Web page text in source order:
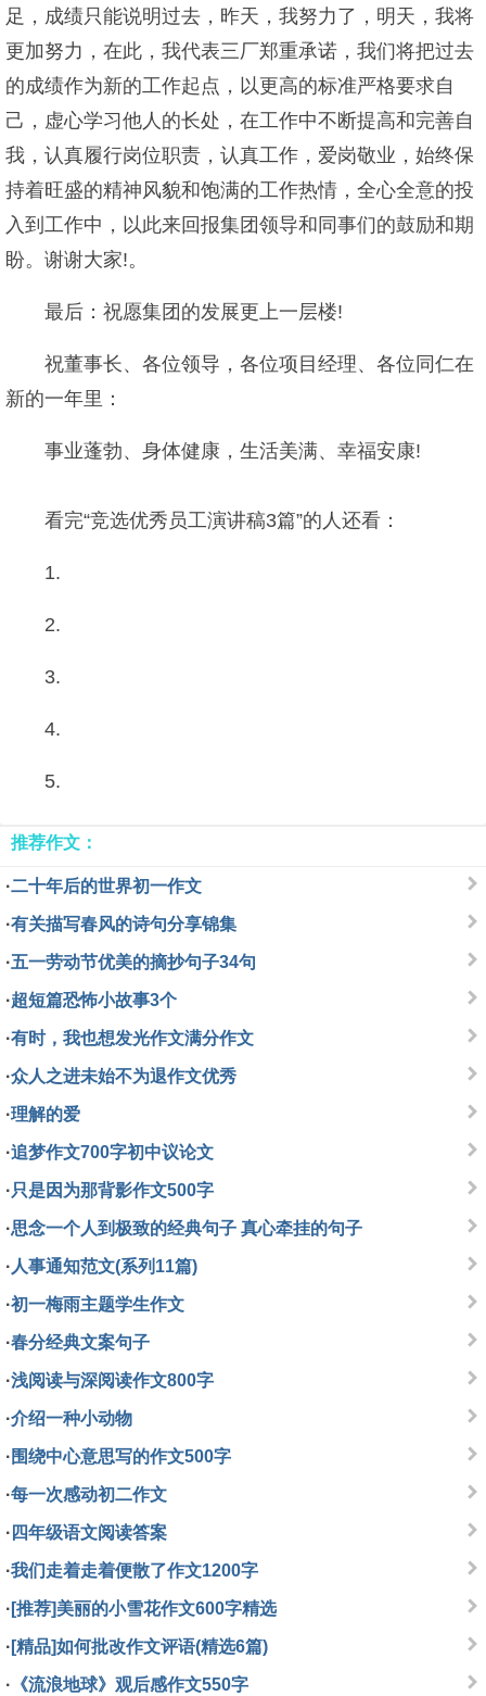
足，成绩只能说明过去，昨天，我努力了，明天，我将
更加努力，在此，我代表三厂郑重承诺，我们将把过去
的成绩作为新的工作起点，以更高的标准严格要求自
己，虚心学习他人的长处，在工作中不断提高和完善自
我，认真履行岗位职责，认真工作，爱岗敬业，始终保
持着旺盛的精神风貌和饱满的工作热情，全心全意的投
入到工作中，以此来回报集团领导和同事们的鼓励和期
盼。谢谢大家!。
最后：祝愿集团的发展更上一层楼!
祝董事长、各位领导，各位项目经理、各位同仁在
新的一年里：
事业蓬勃、身体健康，生活美满、幸福安康!
看完“竞选优秀员工演讲稿3篇”的人还看：
1.
2.
3.
4.
5.
推荐作文：
·二十年后的世界初一作文
·有关描写春风的诗句分享锦集
·五一劳动节优美的摘抄句子34句
·超短篇恐怖小故事3个
·有时，我也想发光作文满分作文
·众人之进未始不为退作文优秀
·理解的爱
·追梦作文700字初中议论文
·只是因为那背影作文500字
·思念一个人到极致的经典句子 真心牵挂的句子
· 人事通知范文(系列11篇)
·初一梅雨主题学生作文
·春分经典文案句子
·浅阅读与深阅读作文800字
·介绍一种小动物
· 围绕中心意思写的作文500字
·每一次感动初二作文
· 四年级语文阅读答案
·我们走着走着便散了作文1200字
· [推荐]美丽的小雪花作文600字精选
· [精品]如何批改作文评语(精选6篇)
· 《流浪地球》观后感作文550字